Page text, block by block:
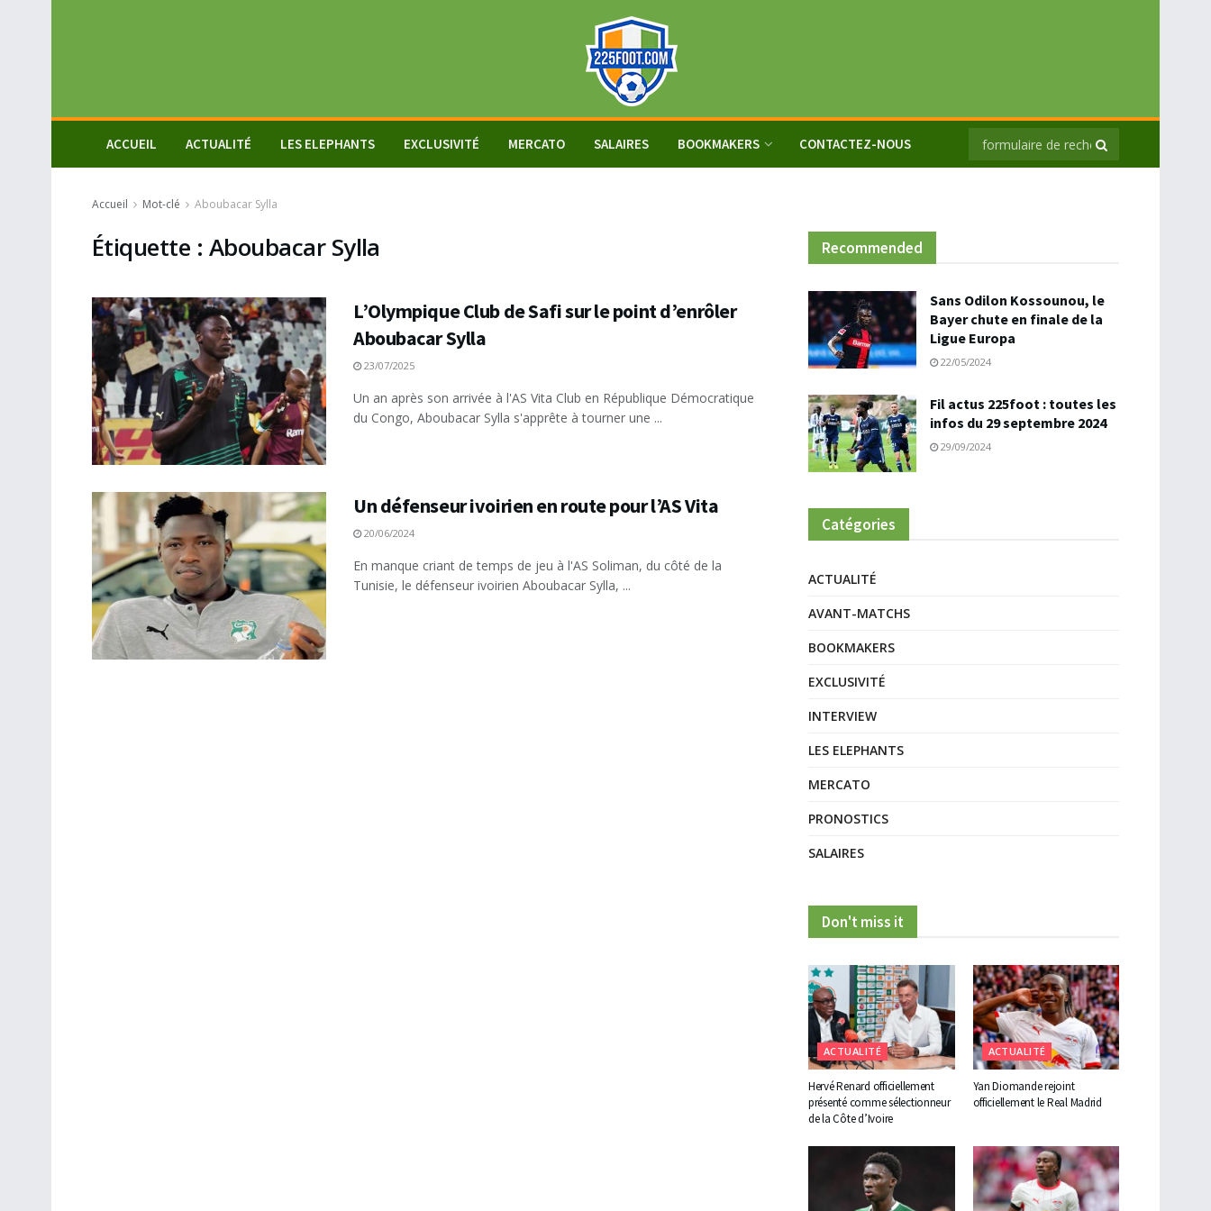
ACCUEIL ACTUALITÉ LES ELEPHANTS EXCLUSIVITÉ MERCATO SALAIRES BOOKMAKERS CONTACTEZ-NOUS
Accueil Mot-clé Aboubacar Sylla
Étiquette : Aboubacar Sylla
L’Olympique Club de Safi sur le point d’enrôler
Aboubacar Sylla
23/07/2025
Un an après son arrivée à l'AS Vita Club en République Démocratique
du Congo, Aboubacar Sylla s'apprête à tourner une ...
Un défenseur ivoirien en route pour l’AS Vita
20/06/2024
En manque criant de temps de jeu à l'AS Soliman, du côté de la
Tunisie, le défenseur ivoirien Aboubacar Sylla, ...
Recommended
Sans Odilon Kossounou, le
Bayer chute en finale de la
Ligue Europa
22/05/2024
Fil actus 225foot : toutes les
infos du 29 septembre 2024
29/09/2024
Catégories
ACTUALITÉ
AVANT-MATCHS
BOOKMAKERS
EXCLUSIVITÉ
INTERVIEW
LES ELEPHANTS
MERCATO
PRONOSTICS
SALAIRES
Don't miss it
ACTUALITÉ
Hervé Renard officiellement
présenté comme sélectionneur
de la Côte d’Ivoire
ACTUALITÉ
Yan Diomande rejoint
officiellement le Real Madrid